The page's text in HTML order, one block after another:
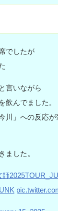
でしたが
言いながら
飲んでました。
川」への反応が
ました。
師